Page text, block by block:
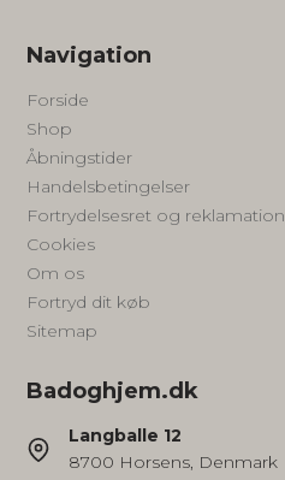
Navigation
Forside
Shop
Åbningstider
Handelsbetingelser
Fortrydelsesret og reklamation
Cookies
Om os
Fortryd dit køb
Sitemap
Badoghjem.dk
Langballe 12
8700 Horsens, Denmark